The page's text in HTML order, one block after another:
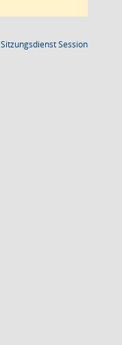
SitzungsdienstSession(Wird in